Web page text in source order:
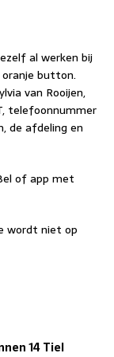
al werken bij
button.
van Rooijen,
telefoonnummer
de afdeling en
of app met
wordt niet op
14 Tiel